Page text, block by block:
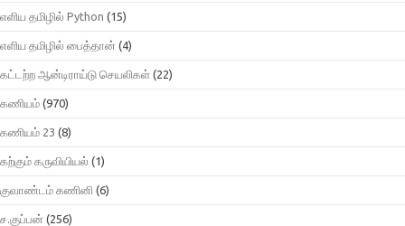
எளிய தமிழில் Python (15)
எளிய தமிழில் பைத்தான் (4)
கட்டற்ற ஆன்டிராய்டு செயலிகள் (22)
கணியம் (970)
கணியம் 23 (8)
கற்கும் கருவியியல் (1)
குவாண்டம் கணினி (6)
ச.குப்பன் (256)